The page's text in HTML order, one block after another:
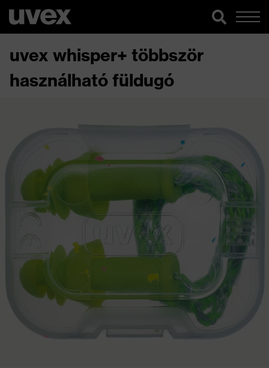
uvex whisper+ többször
használható füldugó